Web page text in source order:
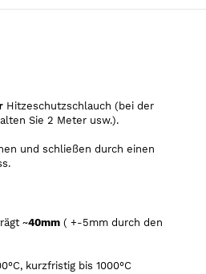
Hitzeschutzschlauch (bei der
Sie 2 Meter usw.).
und schließen durch einen
~40mm ( +-5mm durch den
kurzfristig bis 1000°C